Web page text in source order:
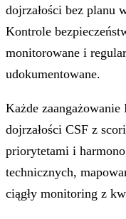
dojrzałości bez planu
Kontrole
monitorowane i
udokumentowane.
Każde
dojrzałości CSF z
priorytetami i
technicznych,
ciągły monitoring z